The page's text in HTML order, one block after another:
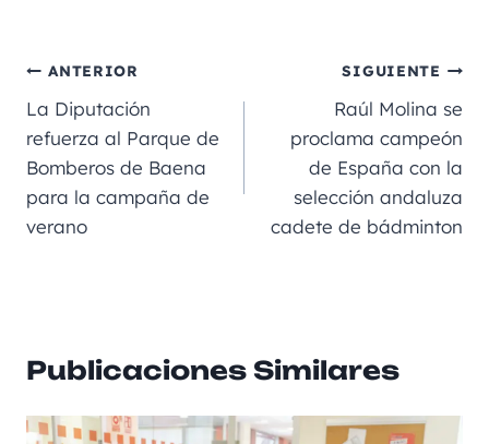
e
b
o
o
k
l
g
er
A
p
a
rt
ir
ANTERIOR
La Diputación
refuerza al Parque de
Bomberos de Baena
para la campaña de
verano
SIGUIENTE
Raúl Molina se
proclama campeón
de España con la
selección andaluza
cadete de bádminton
Publicaciones Similares